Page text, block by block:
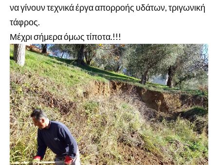
να γίνουν τεχνικά έργα απορροής υδάτων, τριγωνική
τάφρος.
Μέχρι σήμερα όμως τίποτα.!!!